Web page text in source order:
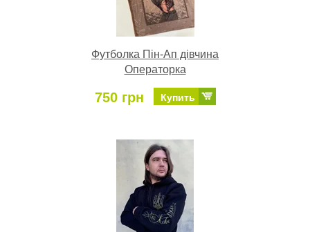
Футболка Пін-Ап дівчина
Операторка
750 грн Купить